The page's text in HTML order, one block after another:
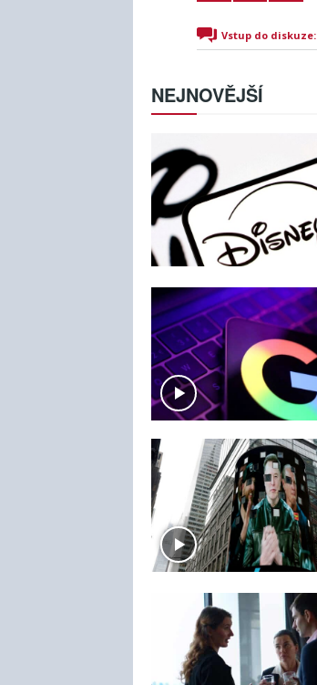
Vstup do diskuze:
NEJNOVĚJŠÍ